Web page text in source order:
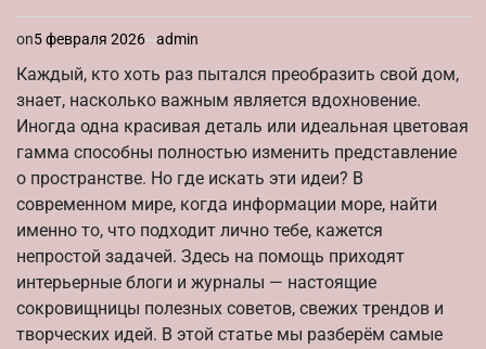
on5 февраля 2026 admin
Каждый, кто хоть раз пытался преобразить свой дом,
знает, насколько важным является вдохновение.
Иногда одна красивая деталь или идеальная цветовая
гамма способны полностью изменить представление
о пространстве. Но где искать эти идеи? В
современном мире, когда информации море, найти
именно то, что подходит лично тебе, кажется
непростой задачей. Здесь на помощь приходят
интерьерные блоги и журналы — настоящие
сокровищницы полезных советов, свежих трендов и
творческих идей. В этой статье мы разберём самые